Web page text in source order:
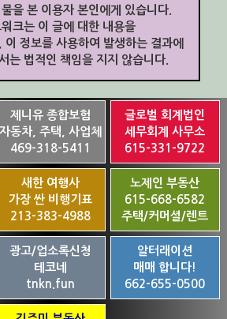
을 본 이용자 본인에게 있습니다.
크는 이 글에 대한 내용을
이 정보를 사용하여 발생하는 결과에
는 법적인 책임을 지지 않습니다.
제니유 종합보험
자동차, 주택, 사업체
469-318-5411
글로벌 회계법인
세무회계 사무소
615-331-9722
새한 여행사
가장 싼 비행기표
213-383-4988
노제인 부동산
615-668-6582
주택/커머셜/렌트
광고/업소록신청
테코네
tnkn.fun
알터래이션
매매 합니다!
662-655-0500